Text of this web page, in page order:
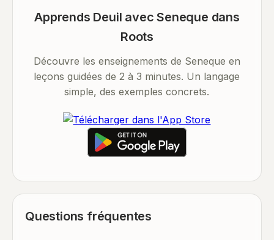
Apprends Deuil avec Seneque dans
Roots
Découvre les enseignements de Seneque en
leçons guidées de 2 à 3 minutes. Un langage
simple, des exemples concrets.
Questions fréquentes